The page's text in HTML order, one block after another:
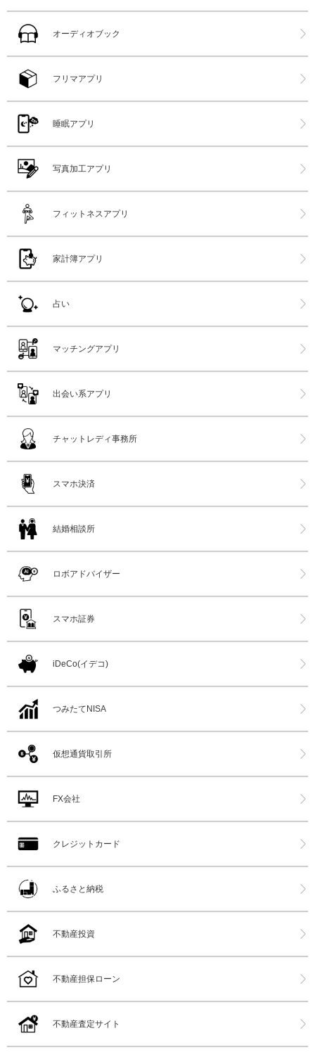
オーディオブック
フリマアプリ
睡眠アプリ
写真加工アプリ
フィットネスアプリ
家計簿アプリ
占い
マッチングアプリ
出会い系アプリ
チャットレディ事務所
スマホ決済
結婚相談所
ロボアドバイザー
スマホ証券
iDeCo(イデコ)
つみたてNISA
仮想通貨取引所
FX会社
クレジットカード
ふるさと納税
不動産投資
不動産担保ローン
不動産査定サイト